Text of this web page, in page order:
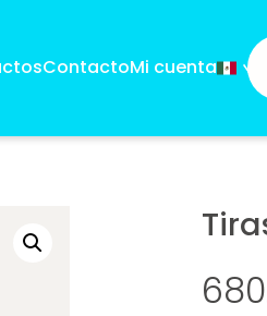
ContactoMi cuenta
NUEVO
medalab.us
Português Brasileiro